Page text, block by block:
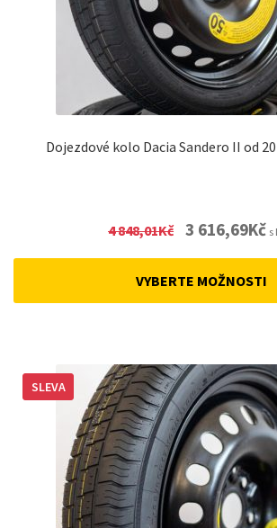
Dojezdové kolo Dacia Sandero II od
4 848,01Kč Original
3 616,69Kč s
VYBERTE MOŽNOSTI
SLEVA